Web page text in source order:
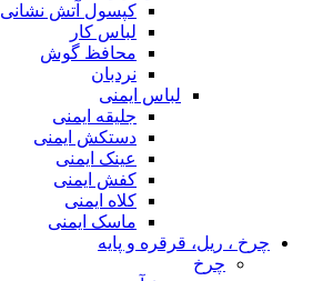
کپسول آتش نشانی
لباس کار
محافظ گوش
نردبان
لباس ایمنی
جلیقه ایمنی
دستکش ایمنی
عینک ایمنی
کفش ایمنی
کلاه ایمنی
ماسک ایمنی
چرخ ، ریل، قرقره و پایه
چرخ